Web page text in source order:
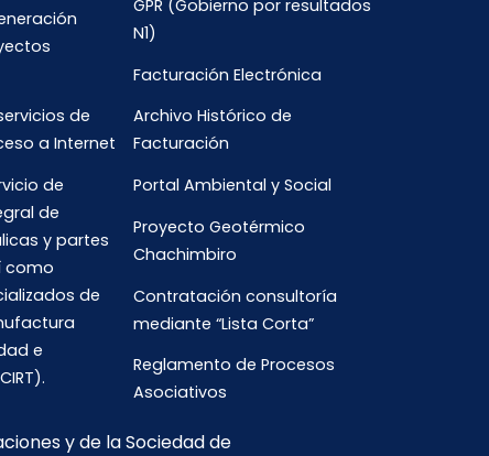
de
a Internet
de
de
y partes
como
de
e
GPR (Gobierno por resultados
N1)
Facturación Electrónica
Archivo Histórico de
Facturación
Portal Ambiental y Social
Proyecto Geotérmico
Chachimbiro
Contratación consultoría
mediante “Lista Corta”
Reglamento de Procesos
Asociativos
y de la Sociedad de